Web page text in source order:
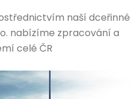
naší dceřinné
nabízíme zpracování a
celé ČR